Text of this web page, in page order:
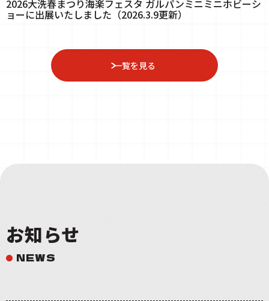
2026大洗春まつり海楽フェスタ ガルパンミニミニホビーシ
ョーに出展いたしました（2026.3.9更新）
一覧を見る
お知らせ
NEWS